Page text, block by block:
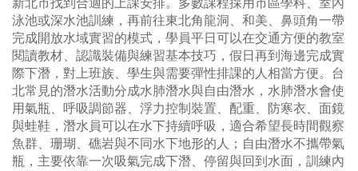
新北市找到合適的上課安排。多數課程採用市區學科、室內
泳池或深水池訓練，再前往東北角龍洞、和美、鼻頭角一帶
完成開放水域實習的模式，學員平日可以在交通方便的教室
閱讀教材、認識裝備與練習基本技巧，假日再到海邊完成實
際下潛，對上班族、學生與需要彈性排課的人相當方便。台
北常見的潛水活動分成水肺潛水與自由潛水，水肺潛水會使
用氣瓶、呼吸調節器、浮力控制裝置、配重、防寒衣、面鏡
與蛙鞋，潛水員可以在水下持續呼吸，適合希望長時間觀察
魚群、珊瑚、礁岩與不同水下地形的人；自由潛水不攜帶氣
瓶，主要依靠一次吸氣完成下潛、停留與回到水面，訓練內